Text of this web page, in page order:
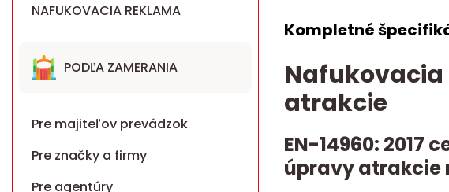
NAFUKOVACIA REKLAMA
PODĽA ZAMERANIA
Pre majiteľov prevádzok
Pre značky a firmy
Pre agentúry
Kompletné
atrakcie
EN-14960:
úpravy atrakcie